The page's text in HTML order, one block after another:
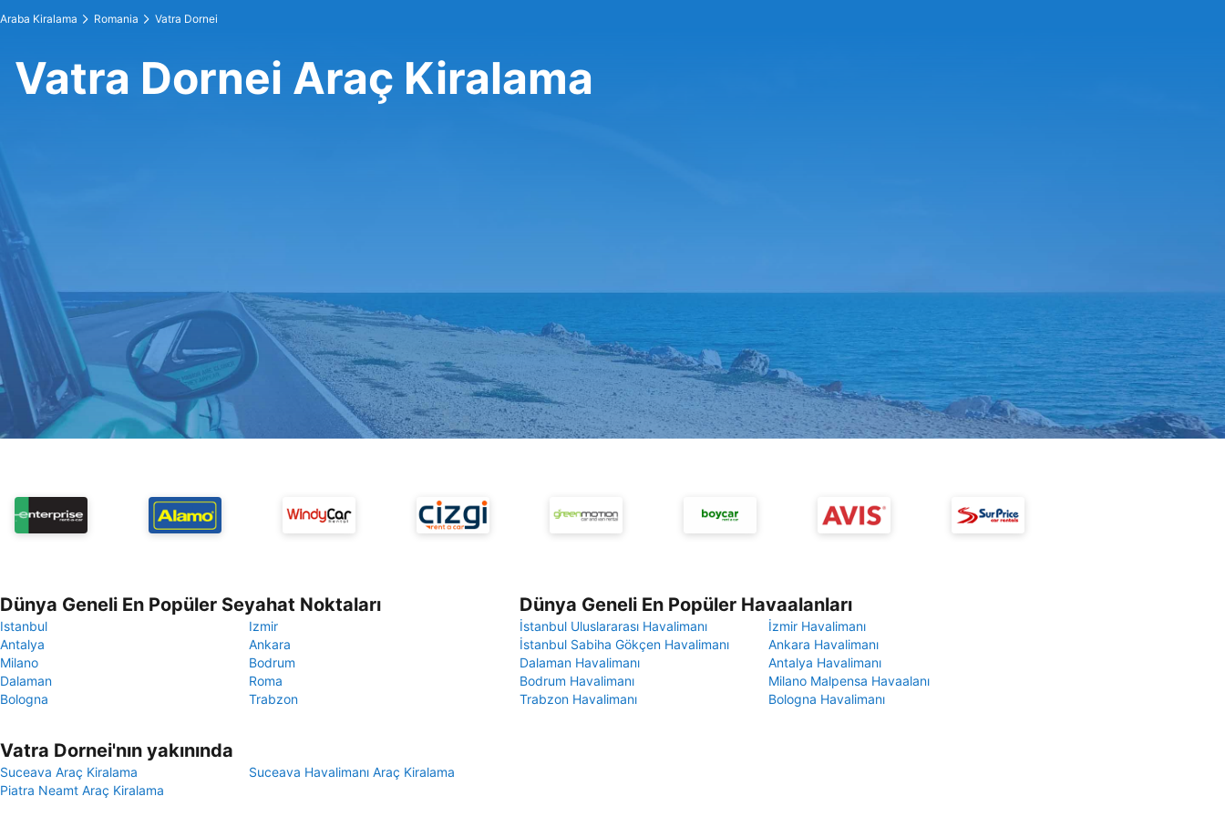
Araba Kiralama Romania Vatra Dornei
Vatra Dornei Araç Kiralama
Dünya Geneli En Popüler Seyahat Noktaları
Istanbul
Izmir
Antalya
Ankara
Milano
Bodrum
Dalaman
Roma
Bologna
Trabzon
Dünya Geneli En Popüler Havaalanları
İstanbul Uluslararası Havalimanı
İzmir Havalimanı
İstanbul Sabiha Gökçen Havalimanı
Ankara Havalimanı
Dalaman Havalimanı
Antalya Havalimanı
Bodrum Havalimanı
Milano Malpensa Havaalanı
Trabzon Havalimanı
Bologna Havalimanı
Vatra Dornei'nın yakınında
Suceava Araç Kiralama
Suceava Havalimanı Araç Kiralama
Piatra Neamt Araç Kiralama